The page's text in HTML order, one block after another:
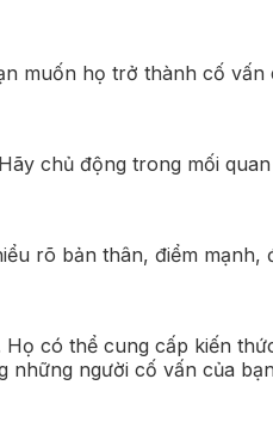
muốn họ trở thành cố
chủ động trong mối
rõ bản thân, điểm mạnh,
có thể cung cấp kiến
người cố vấn của